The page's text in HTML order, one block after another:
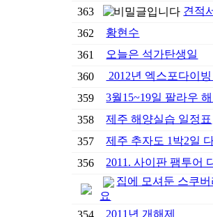
363
견적
362
황현수
361
오늘은 석가탄생일
360
2012년 엑스포다이
359
3월15~19일 팔라우
358
제주 해양실습 일정표
357
제주 추자도 1박2일
356
2011. 사이판 팸투어
집에 모셔둔 스쿠
요
354
2011년 개해제